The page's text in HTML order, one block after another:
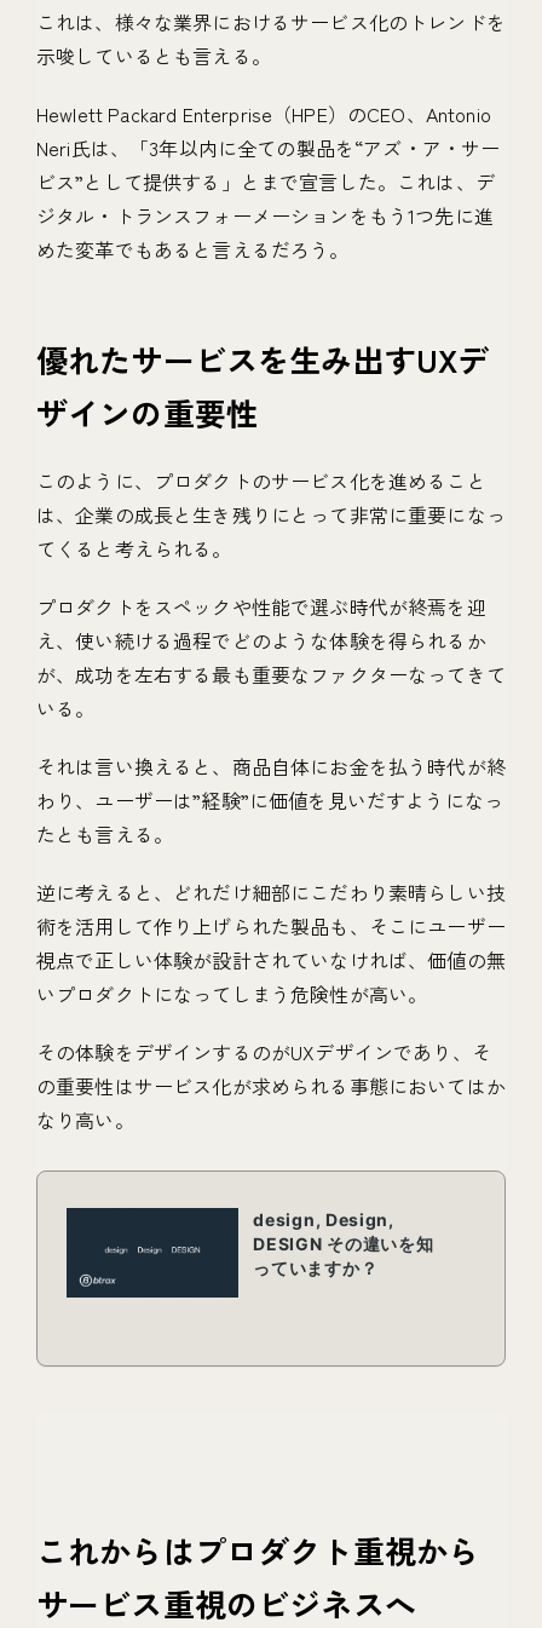
これは、様々な業界におけるサービス化のトレンドを
示唆しているとも言える。
Hewlett Packard Enterprise（HPE）のCEO、Antonio
Neri氏は、「3年以内に全ての製品を“アズ・ア・サー
ビス”として提供する」とまで宣言した。これは、デ
ジタル・トランスフォーメーションをもう1つ先に進
めた変革でもあると言えるだろう。
優れたサービスを生み出すUXデ
ザインの重要性
このように、プロダクトのサービス化を進めること
は、企業の成長と生き残りにとって非常に重要になっ
てくると考えられる。
プロダクトをスペックや性能で選ぶ時代が終焉を迎
え、使い続ける過程でどのような体験を得られるか
が、成功を左右する最も重要なファクターなってきて
いる。
それは言い換えると、商品自体にお金を払う時代が終
わり、ユーザーは”経験”に価値を見いだすようになっ
たとも言える。
逆に考えると、どれだけ細部にこだわり素晴らしい技
術を活用して作り上げられた製品も、そこにユーザー
視点で正しい体験が設計されていなければ、価値の無
いプロダクトになってしまう危険性が高い。
その体験をデザインするのがUXデザインであり、そ
の重要性はサービス化が求められる事態においてはか
なり高い。
これからはプロダクト重視から
サービス重視のビジネスへ